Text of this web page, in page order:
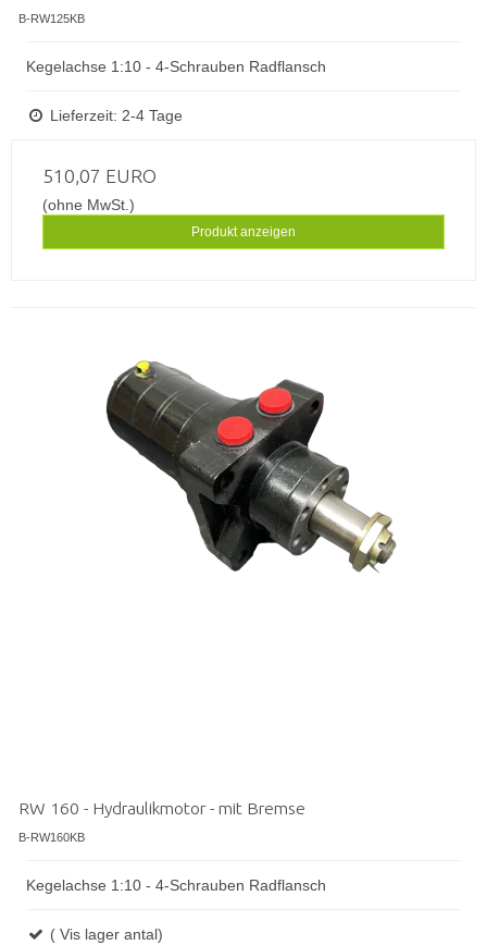
B-RW125KB
Kegelachse 1:10 - 4-Schrauben Radflansch
Lieferzeit: 2-4 Tage
510,07 EURO
(ohne MwSt.)
Produkt anzeigen
RW 160 - Hydraulikmotor - mit Bremse
B-RW160KB
Kegelachse 1:10 - 4-Schrauben Radflansch
( Vis lager antal)